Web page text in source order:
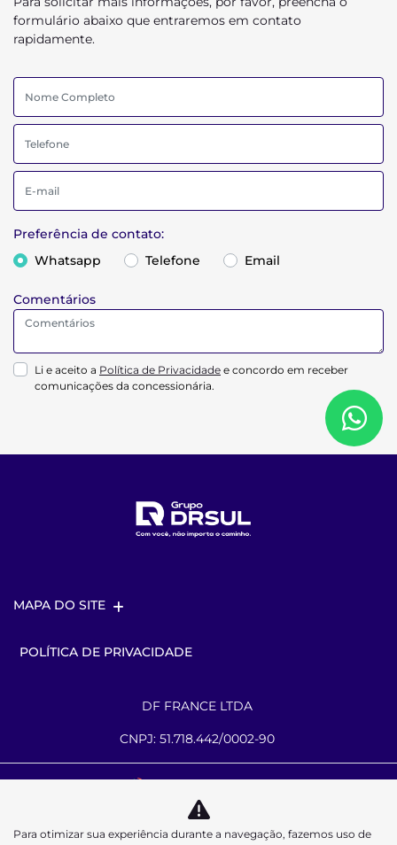
formulário abaixo que entraremos em contato
rapidamente.
Preferência de contato:
Whatsapp
Telefone Email
Comentários
Li e aceito a Política de Privacidade e concordo em receber
comunicações da concessionária.
MAPA DO SITE
POLÍTICA DE PRIVACIDADE
DF FRANCE LTDA
CNPJ: 51.718.442/0002-90
Desacelere. Seu bem maior é a vida.
Para otimizar sua experiência durante a navegação, fazemos uso de